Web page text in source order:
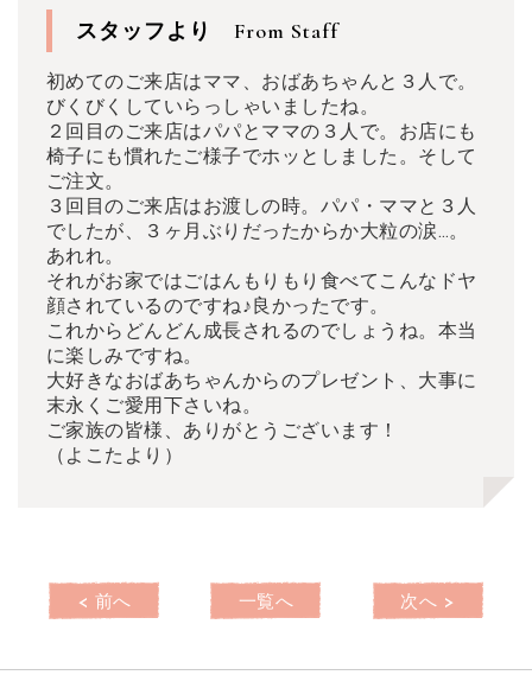
スタッフより From Staff
初めてのご来店はママ、おばあちゃんと３人で。
びくびくしていらっしゃいましたね。
２回目のご来店はパパとママの３人で。お店にも
椅子にも慣れたご様子でホッとしました。そして
ご注文。
３回目のご来店はお渡しの時。パパ・ママと３人
でしたが、３ヶ月ぶりだったからか大粒の涙…。
あれれ。
それがお家ではごはんもりもり食べてこんなドヤ
顔されているのですね♪良かったです。
これからどんどん成長されるのでしょうね。本当
に楽しみですね。
大好きなおばあちゃんからのプレゼント、大事に
末永くご愛用下さいね。
ご家族の皆様、ありがとうございます！
（よこたより）
< 前へ 一覧へ 次へ >